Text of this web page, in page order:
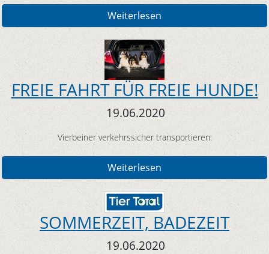
Weiterlesen
FREIE FAHRT FÜR FREIE HUNDE!
19.06.2020
Vierbeiner verkehrssicher transportieren:
Weiterlesen
SOMMERZEIT, BADEZEIT
19.06.2020